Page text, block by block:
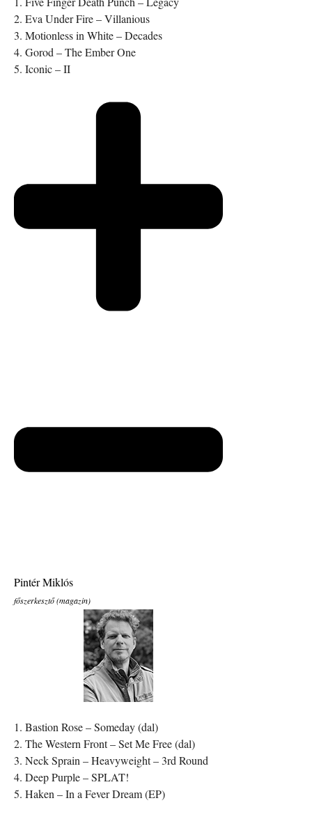
2. Eva Under Fire – Villanious
3. Motionless in White – Decades
4. Gorod – The Ember One
5. Iconic – II
Pintér Miklós
főszerkesztő (magazin)
1. Bastion Rose – Someday (dal)
2. The Western Front – Set Me Free (dal)
3. Neck Sprain – Heavyweight – 3rd Round
4. Deep Purple – SPLAT!
5. Haken – In a Fever Dream (EP)